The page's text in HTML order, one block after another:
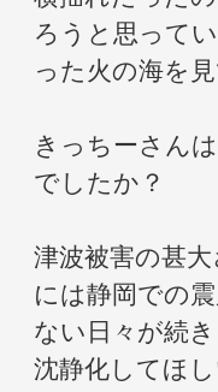
ろうと思って
った火の海を
きっちーさん
でしたか？
津波被害の甚
には静岡での
ない日々が続
沈静化してほ